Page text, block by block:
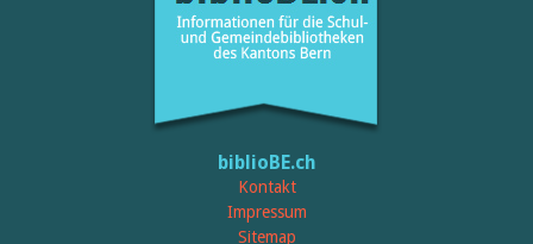
biblioBE.ch
Kontakt
Impressum
Sitemap